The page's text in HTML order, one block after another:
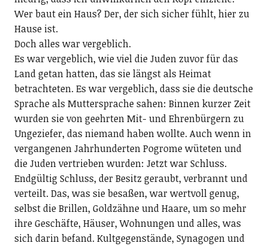
Wer baut ein Haus? Der, der sich sicher fühlt, hier zu
Hause ist.
Doch alles war vergeblich.
Es war vergeblich, wie viel die Juden zuvor für das
Land getan hatten, das sie längst als Heimat
betrachteten. Es war vergeblich, dass sie die deutsche
Sprache als Muttersprache sahen: Binnen kurzer Zeit
wurden sie von geehrten Mit- und Ehrenbürgern zu
Ungeziefer, das niemand haben wollte. Auch wenn in
vergangenen Jahrhunderten Pogrome wüteten und
die Juden vertrieben wurden: Jetzt war Schluss.
Endgültig Schluss, der Besitz geraubt, verbrannt und
verteilt. Das, was sie besaßen, war wertvoll genug,
selbst die Brillen, Goldzähne und Haare, um so mehr
ihre Geschäfte, Häuser, Wohnungen und alles, was
sich darin befand. Kultgegenstände, Synagogen und